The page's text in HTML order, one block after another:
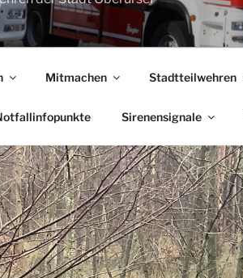
Mitmachen Stadtteilwehren
Sirenensignale